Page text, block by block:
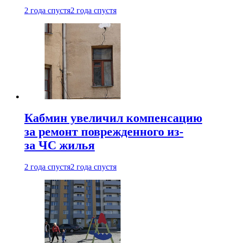
2 года спустя2 года спустя
Кабмин увеличил компенсацию
за ремонт поврежденного из-
за ЧС жилья
2 года спустя2 года спустя